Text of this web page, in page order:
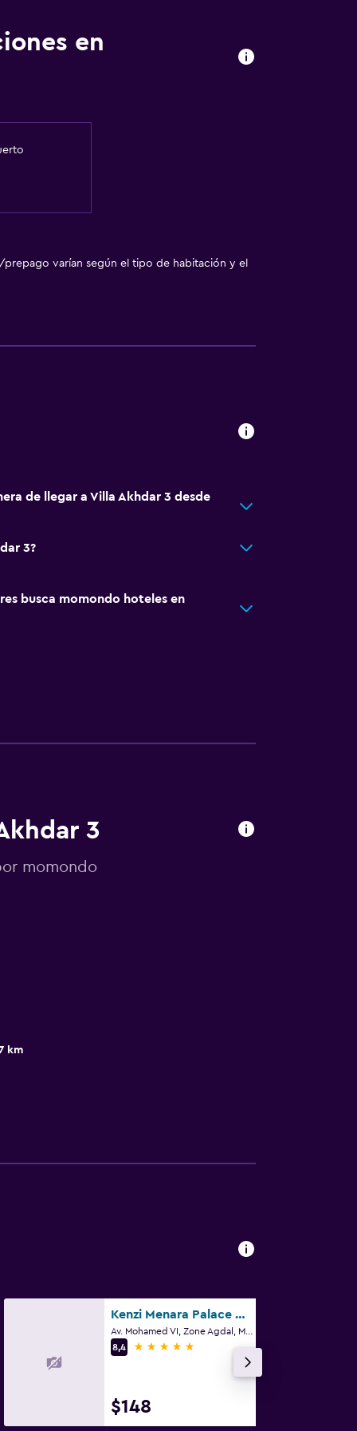
en
varían según el tipo de habitación y el
de llegar a Villa Akhdar 3 desde
3?
busca momondo hoteles en
3
momondo
km
Kenzi Menara Palace & Resort
8,4
5 estrellas
$148